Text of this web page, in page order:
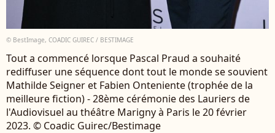
© BestImage, COADIC GUIREC / BESTIMAGE
Tout a commencé lorsque Pascal Praud a souhaité
rediffuser une séquence dont tout le monde se souvient
Mathilde Seigner et Fabien Onteniente (trophée de la
meilleure fiction) - 28ème cérémonie des Lauriers de
l'Audiovisuel au théâtre Marigny à Paris le 20 février
2023. © Coadic Guirec/Bestimage